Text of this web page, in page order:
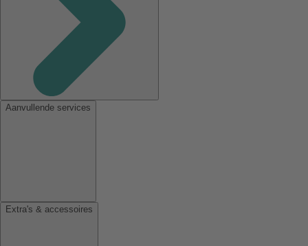
Aanvullende services
Extra's & accessoires